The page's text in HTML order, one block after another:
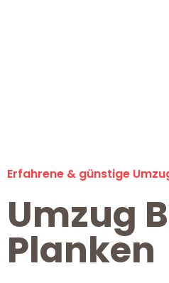
Erfahrene & günstige
Umzug
Planken